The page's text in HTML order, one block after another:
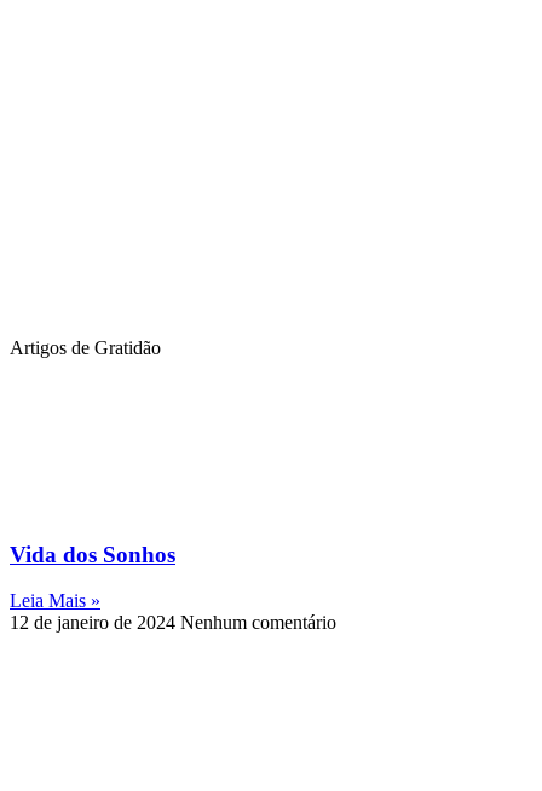
Artigos de Gratidão
Vida dos Sonhos
Leia Mais »
12 de janeiro de 2024 Nenhum comentário